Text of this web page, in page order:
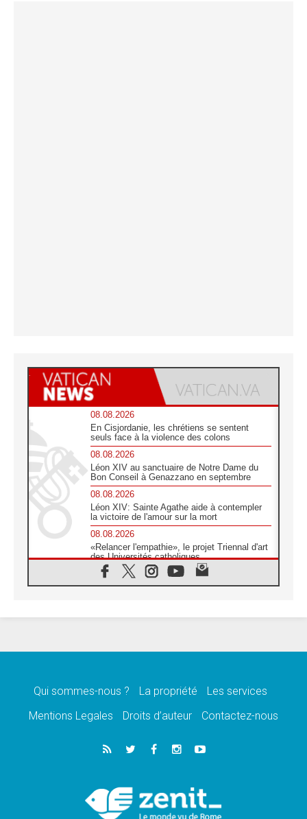
08.08.2026
En Cisjordanie, les chrétiens se sentent
seuls face à la violence des colons
08.08.2026
Léon XIV au sanctuaire de Notre Dame du
Bon Conseil à Genazzano en septembre
08.08.2026
Léon XIV: Sainte Agathe aide à contempler
la victoire de l'amour sur la mort
08.08.2026
«Relancer l'empathie», le projet Triennal d'art
des Universités catholiques
08.08.2026
Signis 2026, donner la parole aux religieuses
07.08.2026
07.08.2026
de l'Assomption et mémoire nationale
«La paix commence par l'empathie» estime
le cardinal Parolin
En Colombie, «la paix ne s'achète pas avec
une signature»
Qui sommes-nous ? La propriété
Les services
Mentions Legales
Droits d’auteur Contactez-nous